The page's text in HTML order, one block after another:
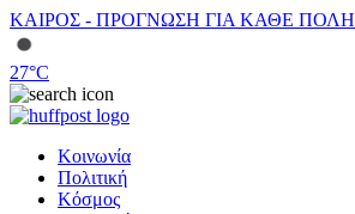
ΚΑΙΡΟΣ - ΠΡΟΓΝΩΣΗ ΓΙΑ ΚΑΘΕ ΠΟΛΗ
27°C
Κοινωνία
Πολιτική
Κόσμος